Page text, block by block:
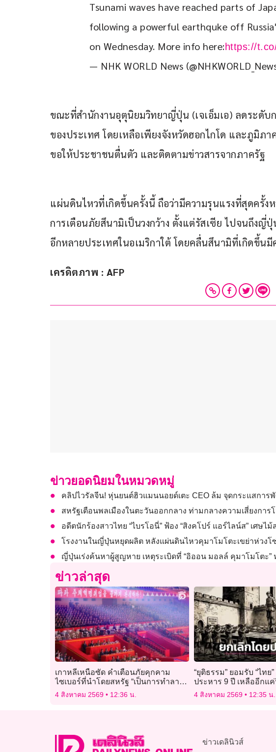
Tsunami waves have reached parts of
following a powerful earthquke off
on Wednesday. More info here:https://
— NHK WORLD News
ขณะที่สำนักงานอุตุนิยมวิทยาญี่ปุ่น (เจเอ็มเอ) ลดระดั
ของประเทศ โดยเหลือเพียงจังหวัดฮอกไกโด และภูมิภา
ขอให้ประชาชนตื่นตัว และติดตามข่าวสารจากภาครัฐ
แผ่นดินไหวที่เกิดขึ้นครั้งนี้ ถือว่ามีความรุนแรงที่สุดครั้ง
การเตือนภัยสึนามิเป็นวงกว้าง ตั้งแต่รัสเซีย ไปจนถึง
อีกหลายประเทศในอเมริกาใต้ โดยคลื่นสึนามิที่เกิดขึ้น
เครดิตภาพ : AFP
ข่าวยอดนิยมในหมวดหมู่
คลิปไวรัลจีน! หุ่นยนต์ฮิวแมนนอยด์เตะ CEO ล้ม จุดกระแสกา
สหรัฐเตือนพลเมืองในตะวันออกกลาง ท่ามกลางความเสี่ยงการ
อดีตนักร้องสาวไทย “ไบรโอนี่” ฟ้อง “สิงคโปร์ แอร์ไลน์ส” เศษไม้
โรงงานในญี่ปุ่นหยุดผลิต หลังแผ่นดินไหวคุมาโมโตะเขย่าห่วงโ
ญี่ปุ่นเร่งค้นหาผู้สูญหาย เหตุระเบิดที่ “อิออน มอลล์ คุมาโมโตะ”
ข่าวล่าสุด
เกาหลีเหนือซัด คำเตือนภัยคุกคาม
ไซเบอร์ที่นำโดยสหรัฐ “เป็นการทำลาย
ภาพลักษณ์”
4 สิงหาคม 2569 12:36 น.
“ยุติธรรม” ยอมรับ “ไทย
ประหาร 9 ปี เหลืออีกแ
จะถูกยกเลิกโดยปริยาย
4 สิงหาคม 2569 12:35 น.
ข่าวเดลินิวส์